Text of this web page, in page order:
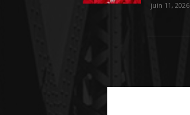
juin 11, 2026